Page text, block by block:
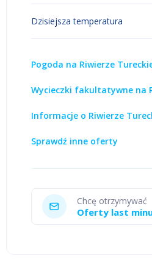
Dzisiejsza temperatura
Pogoda na Riwierze
Wycieczki fakultatywne na
Informacje o Riwierze
Sprawdź inne oferty
Chcę otrzymywać
Oferty last